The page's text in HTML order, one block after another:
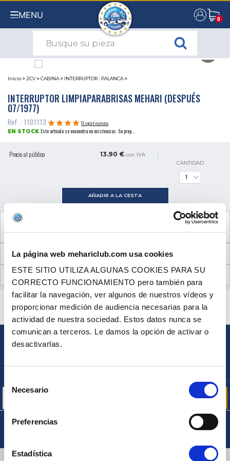
La página web mehariclub.com usa cookies
ESTE SITIO UTILIZA ALGUNAS COOKIES PARA SU
CORRECTO FUNCIONAMIENTO pero también para
facilitar la navegación, ver algunos de nuestros vídeos y
proporcionar medición de audiencia necesarias para la
actividad de nuestra sociedad. Estos datos nunca se
comunican a terceros. Le damos la opción de activar o
desactivarlas.
Necesario
Preferencias
Estadística
MENU 0
0
Inicio >2CV >CABINA > INTERRUPTOR - PALANCA >
INTERRUPTOR LIMPIAPARABRISAS MEHARI (DESPUÉS
07/1977)
Ref. : 1101113
11 opiniones
EN STOCK Este artículo se encuentra en existencias. Se prep...
Precio al público 13.90 € con IVA
CANTIDAD
AÑADIR A LA CESTA
VER EL PRODUCTO COMPLEMENTARIO
NECESARIO PARA EL MONTAJE
INFORMACIÓN TÉCNICA
OPINIONES DE CLIENTES (11)
¿ALGUNA PREGUNTA? ¿NECESITA AYUDA?
Inscríbase para recibir gratuitamente